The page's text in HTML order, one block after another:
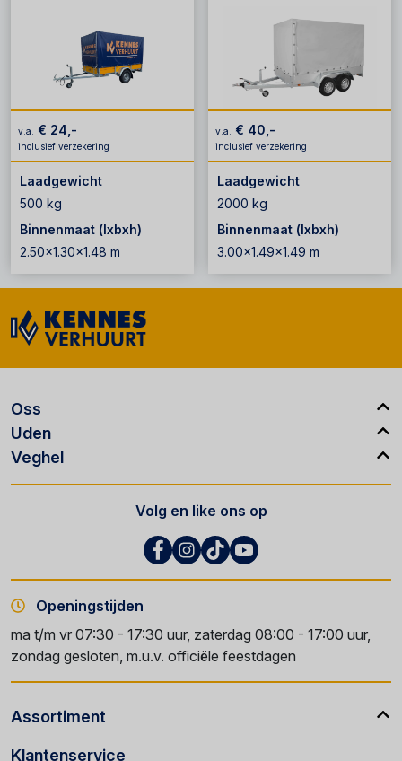
v.a. € 24,-
inclusief verzekering
Laadgewicht
500 kg
Binnenmaat (lxbxh)
2.50x1.30x1.48 m
v.a. € 40,-
inclusief verzekering
Laadgewicht
2000 kg
Binnenmaat (lxbxh)
3.00x1.49x1.49 m
Oss
Uden
Veghel
Volg en like ons op
Openingstijden
ma t/m vr 07:30 - 17:30 uur, zaterdag 08:00 - 17:00 uur,
zondag gesloten, m.u.v. officiële feestdagen
Assortiment
Klantenservice